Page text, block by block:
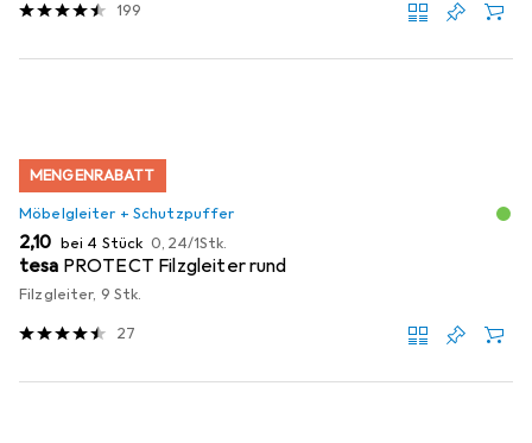
199
MENGENRABATT
Möbelgleiter + Schutzpuffer
EUR
2,10 bei 4 Stück EUR
0,24/1Stk.
tesa PROTECT Filzgleiter rund
Filzgleiter, 9 Stk.
27